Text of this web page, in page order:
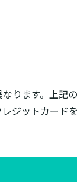
ります。上記
ジットカード